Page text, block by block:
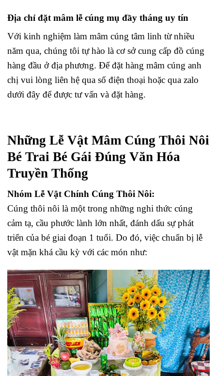
Địa chỉ đặt mâm lễ cúng mụ đầy tháng uy tín
Với kinh nghiệm làm mâm cúng tâm linh từ nhiều
năm qua, chúng tôi tự hào là cơ sở cung cấp đồ cúng
hàng đầu ở địa phương. Để đặt hàng mâm cúng anh
chị vui lòng liên hệ qua số điện thoại hoặc qua zalo
dưới đây để được tư vấn và đặt hàng.
Những Lễ Vật Mâm Cúng Thôi Nôi
Bé Trai Bé Gái Đúng Văn Hóa
Truyền Thống
Nhóm Lễ Vật Chính Cúng Thôi Nôi:
Cúng thôi nôi là một trong những nghi thức cúng
cảm tạ, cầu phước lành lớn nhất, đánh dấu sự phát
triển của bé giai đoạn 1 tuổi. Do đó, việc chuẩn bị lễ
vật mặn khá cầu kỳ với các món như: